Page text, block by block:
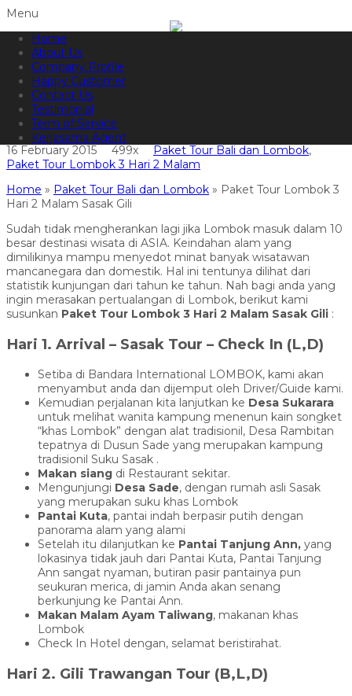
Menu
Home
About Us
Company Profile
Happy Customer
Contact Us
Testimonial
Term of Service
Kerjasama Agent
Informasi lebih lanjut?
Paket Tour Lombok 3 Hari 2
Malam Sasak Gili
16 February 2015 499x Paket Tour Bali dan Lombok,
Paket Tour Lombok 3 Hari 2 Malam
Home » Paket Tour Bali dan Lombok » Paket Tour Lombok 3
Hari 2 Malam Sasak Gili
Sudah tidak mengherankan lagi jika Lombok masuk dalam 10
besar destinasi wisata di ASIA. Keindahan alam yang
dimilikinya mampu menyedot minat banyak wisatawan
mancanegara dan domestik. Hal ini tentunya dilihat dari
statistik kunjungan dari tahun ke tahun. Nah bagi anda yang
ingin merasakan pertualangan di Lombok, berikut kami
susunkan Paket Tour Lombok 3 Hari 2 Malam Sasak Gili :
Hari 1. Arrival – Sasak Tour – Check In (L,D)
Setiba di Bandara International LOMBOK, kami akan
menyambut anda dan dijemput oleh Driver/Guide kami.
Kemudian perjalanan kita lanjutkan ke Desa Sukarara
untuk melihat wanita kampung menenun kain songket
“khas Lombok” dengan alat tradisionil, Desa Rambitan
tepatnya di Dusun Sade yang merupakan kampung
tradisionil Suku Sasak .
Makan siang di Restaurant sekitar.
Mengunjungi Desa Sade, dengan rumah asli Sasak
yang merupakan suku khas Lombok
Pantai Kuta, pantai indah berpasir putih dengan
panorama alam yang alami
Setelah itu dilanjutkan ke Pantai Tanjung Ann, yang
lokasinya tidak jauh dari Pantai Kuta, Pantai Tanjung
Ann sangat nyaman, butiran pasir pantainya pun
seukuran merica, di jamin Anda akan senang
berkunjung ke Pantai Ann.
Makan Malam Ayam Taliwang, makanan khas
Lombok
Check In Hotel dengan, selamat beristirahat.
Hari 2. Gili Trawangan Tour (B,L,D)